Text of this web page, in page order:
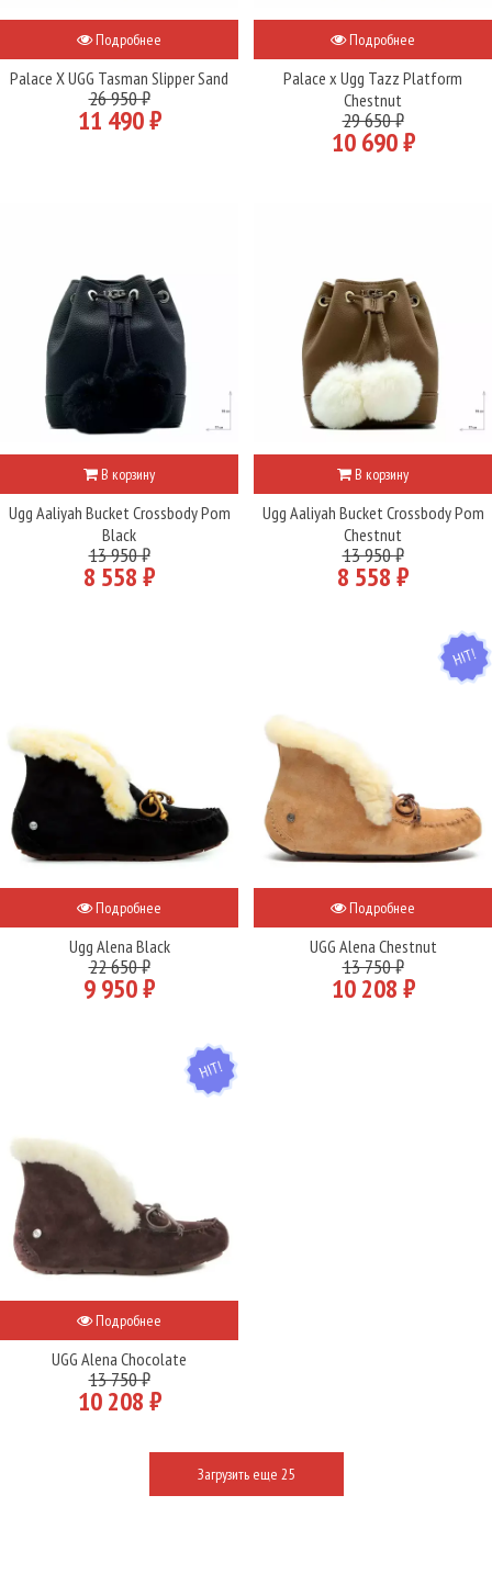
Подробнее
Palace X UGG Tasman Slipper Sand
26 950 ₽
11 490 ₽
Подробнее
Palace x Ugg Tazz Platform
Chestnut
29 650 ₽
10 690 ₽
В корзину
Ugg Aaliyah Bucket Crossbody Pom
Black
13 950 ₽
8 558 ₽
В корзину
Ugg Aaliyah Bucket Crossbody Pom
Chestnut
13 950 ₽
8 558 ₽
Подробнее
Ugg Alena Black
22 650 ₽
9 950 ₽
HIT
Подробнее
UGG Alena Chestnut
13 750 ₽
10 208 ₽
HIT
Подробнее
UGG Alena Chocolate
13 750 ₽
10 208 ₽
Загрузить еще 25